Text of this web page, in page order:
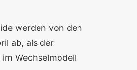
werden von den
ab, als der
Wechselmodell